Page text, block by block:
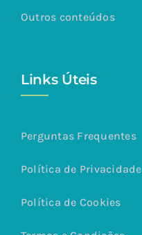
Outros conteúdos
Links Úteis
Perguntas Frequentes
Política de Privacidade
Política de Cookies